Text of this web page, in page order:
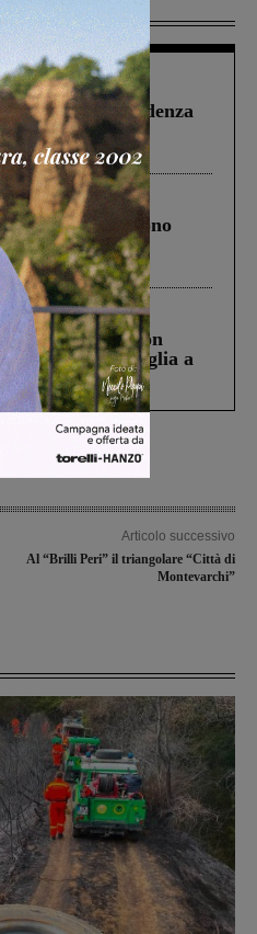
2026
oltre la scadenza
d’Italia: “Un
A1 in cui morirono
Lo schianto, il
fra tir....
di Castiglion
ucciso la figlia a
Articolo successivo
Al “Brilli Peri” il triangolare “Città di
Montevarchi”